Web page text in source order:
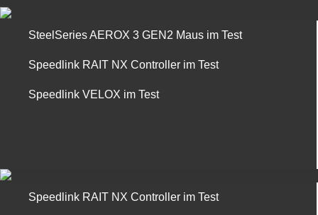
SteelSeries AEROX 3 GEN2 Maus im Test
Speedlink RAIT NX Controller im Test
Speedlink VELOX im Test
Speedlink RAIT NX Controller im Test